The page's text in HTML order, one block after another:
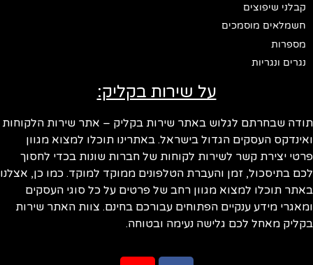
קבלני שיפוצים
חשמלאים מוסמכים
מספרות
נגרים ונגריות
על שירות בקליק:
תודה שבחרתם לגלוש באתר שירות בקליק – אתר שירות הלקוחות
ואינדקס העסקים הגדול בישראל. באתרינו תוכלו למצוא מגוון
פרטי יצירת קשר לשירות לקוחות של חברות שונות בכדי לחסוך
לכם בתיסכול, זמן והעברת הטלפונים ממוקד למוקד. כמו כן, אצלנו
באתר תוכלו למצוא מגוון רחב של פרטים על כל סוגי העסקים
ומאגרי מידע ענקיים הפתוחים עבורכם בחינם. צוות האתר שירות
בקליק מאחל לכם גלישה נעימה ובטוחה.